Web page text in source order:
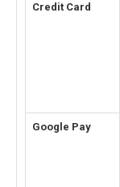
Credit Card
Google Pay